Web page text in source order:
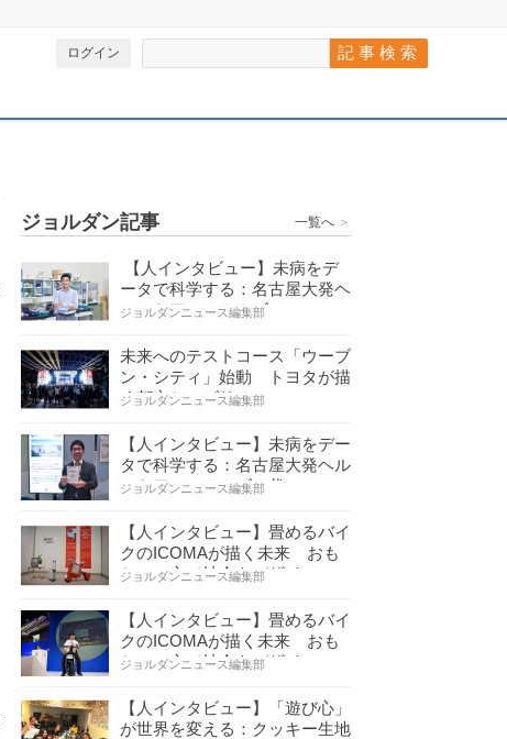
ログイン
ジョルダン記事 一覧へ ＞
【人インタビュー】未病をデ
ータで科学する：名古屋大発ヘ
ルスケアシステムズの…
ジョルダンニュース編集部
未来へのテストコース「ウーブ
ン・シティ」始動 トヨタが描
く都市とモビリティの…
ジョルダンニュース編集部
【人インタビュー】未病をデー
タで科学する：名古屋大発ヘル
スケアシステムズの代…
ジョルダンニュース編集部
【人インタビュー】畳めるバイ
クのICOMAが描く未来 おも
ちゃの心で社会をデザイ…
ジョルダンニュース編集部
【人インタビュー】畳めるバイ
クのICOMAが描く未来 おも
ちゃの心で社会をデザイ…
ジョルダンニュース編集部
【人インタビュー】「遊び心」
が世界を変える：クッキー生地